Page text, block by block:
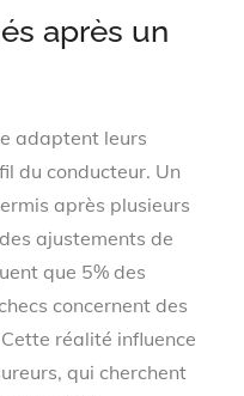
après un
adaptent leurs
du conducteur. Un
après plusieurs
ajustements de
que 5% des
concernent des
réalité influence
qui cherchent